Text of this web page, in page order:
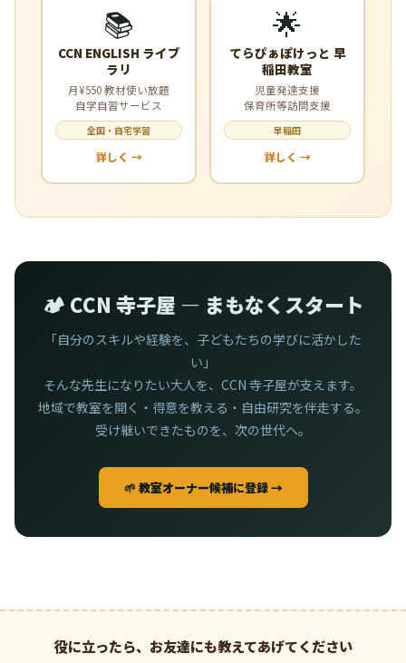
📚
CCN ENGLISH ライブ
ラリ
月¥550 教材使い放題
自学自習サービス
全国・自宅学習
詳しく →
🌟
てらぴぁぽけっと 早
稲田教室
児童発達支援
保育所等訪問支援
早稲田
詳しく →
🏕️ CCN 寺子屋 — まもなくスタート
「自分のスキルや経験を、子どもたちの学びに活かした
い」
そんな先生になりたい大人を、CCN 寺子屋が支えます。
地域で教室を開く・得意を教える・自由研究を伴走する。
受け継いできたものを、次の世代へ。
🌱 教室オーナー候補に登録 →
役に立ったら、お友達にも教えてあげてください